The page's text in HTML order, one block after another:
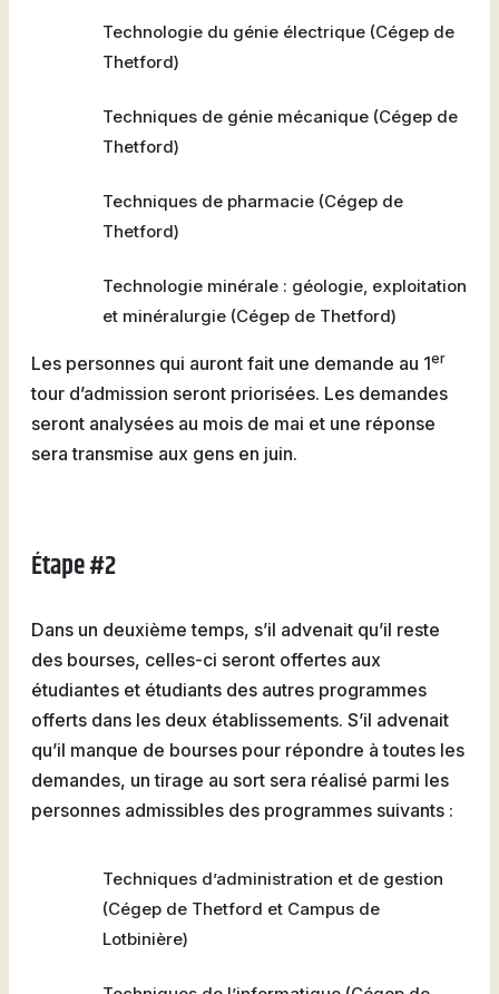
Technologie du génie électrique (Cégep de
Thetford)
Techniques de génie mécanique (Cégep de
Thetford)
Techniques de pharmacie (Cégep de
Thetford)
Technologie minérale : géologie, exploitation
et minéralurgie (Cégep de Thetford)
Les personnes qui auront fait une demande au 1er
tour d’admission seront priorisées. Les demandes
seront analysées au mois de mai et une réponse
sera transmise aux gens en juin.
Étape #2
Dans un deuxième temps, s’il advenait qu’il reste
des bourses, celles-ci seront offertes aux
étudiantes et étudiants des autres programmes
offerts dans les deux établissements. S’il advenait
qu’il manque de bourses pour répondre à toutes les
demandes, un tirage au sort sera réalisé parmi les
personnes admissibles des programmes suivants :
Techniques d’administration et de gestion
(Cégep de Thetford et Campus de
Lotbinière)